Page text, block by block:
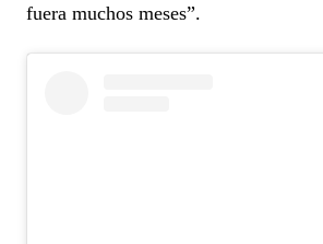
fuera muchos meses”.